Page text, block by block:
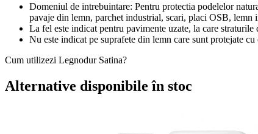
Domeniul de intrebuintare: Pentru protectia podelelor
pavaje din lemn, parchet industrial, scari, placi OSB, lemn
La fel este indicat pentru pavimente uzate, la care
Nu este indicat pe suprafete din lemn care sunt protejate
Cum utilizezi Legnodur Satina?
Alternative disponibile în stoc